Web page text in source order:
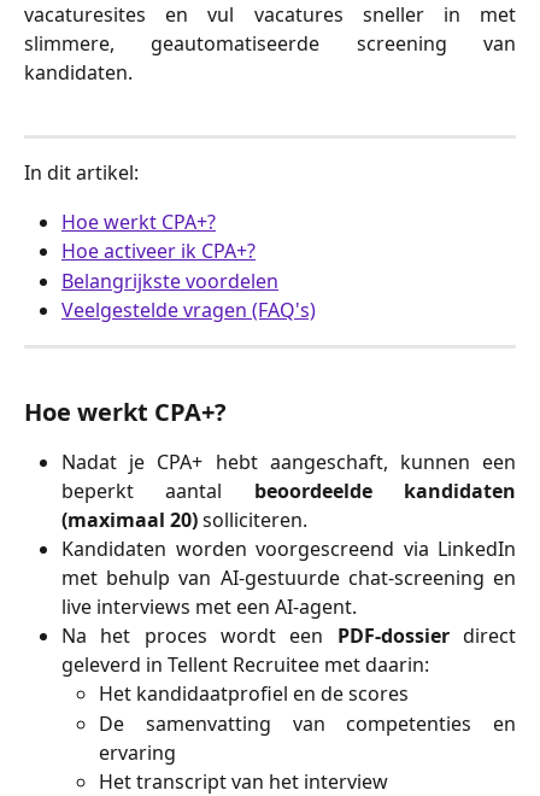
vacaturesites en vul vacatures sneller in met
slimmere, geautomatiseerde screening van
kandidaten.
In dit artikel:
Hoe werkt CPA+?
Hoe activeer ik CPA+?
Belangrijkste voordelen
Veelgestelde vragen (FAQ's)
Hoe werkt CPA+?
Nadat je CPA+ hebt aangeschaft, kunnen een
beperkt aantal beoordeelde kandidaten
(maximaal 20)solliciteren.
Kandidaten worden voorgescreend via LinkedIn
met behulp van AI-gestuurde chat-screening en
live interviews met een AI-agent.
Na het proces wordt een PDF-dossierdirect
geleverd in Tellent Recruitee met daarin:
Het kandidaatprofiel en de scores
De samenvatting van competenties en
ervaring
Het transcript van het interview